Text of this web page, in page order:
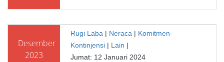
Desember
2023
Rugi Laba| Neraca| Komitmen-
Kontinjensi| Lain |
Jumat: 12 Januari 2024